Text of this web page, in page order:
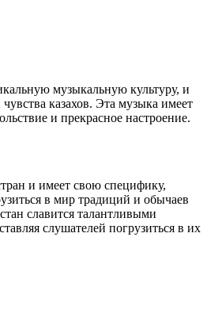
музыкальную культуру, и
казахов. Эта музыка имеет
и прекрасное настроение.
и имеет свою специфику,
в мир традиций и обычаев
славится талантливыми
слушателей погрузиться в их